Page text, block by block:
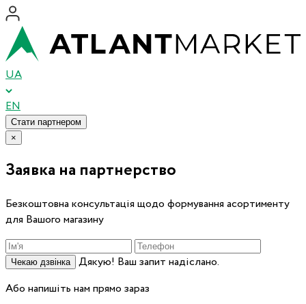
UA
EN
Стати партнером
×
Заявка на партнерство
Безкоштовна консультація щодо формування асортименту
для Вашого магазину
Чекаю дзвінка
Дякую! Ваш запит надіслано.
Або напишіть нам прямо зараз